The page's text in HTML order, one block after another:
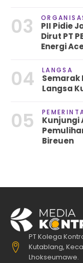
03
PII Pidie
Dirut PT
Energi
04 LANGSA
Semarak
Langsa
05
Kunjungi
Bireuen
PT Kolega
Kutablang,
Lhokseumawe.